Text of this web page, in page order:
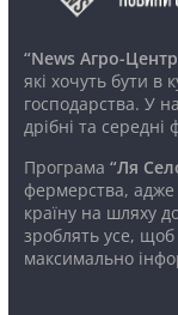
“News Агро-
які хочуть бути в
господарства. У
дрібні та
Програма “Ля
фермерства, адже
країну на шляху
зроблять усе,
максимально